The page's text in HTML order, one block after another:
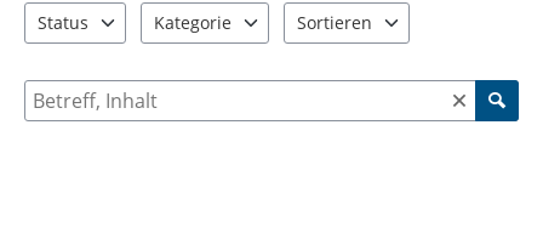
anderes Problem entdeckt? Dann informieren Sie uns
bitte über die Behördenrufnummer 115 oder per Mail
Falls Sie Ihrer Meldung Fotos anfügen, werden diese zu
ihrer Meldung öffentlich sichtbar: Diese dürfen
Status
Kategorie
Sortieren
Suche nach Meldungen und Kommentaren